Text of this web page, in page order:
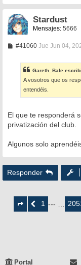
e
Stardust
Mensajes: 5666
#41060M
a
j
e
Jue Jun 04,
Gareth_Bale
A vosotros que os
entendéis.
El que te responderá
privatización del club.
Algunos solo
Responder
deAnterior
1 --- …
Portal